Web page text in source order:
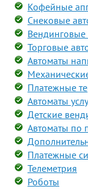
Кофейные
Снековые
Вендинговые
Торговые
Автоматы
Платежные
Автоматы
Детские
Автоматы по
Платежные
Телеметрия
Роботы